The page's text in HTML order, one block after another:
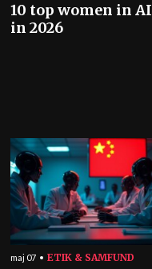
10 top women in AI
in 2026
maj 07 ETIK & SAMFUND